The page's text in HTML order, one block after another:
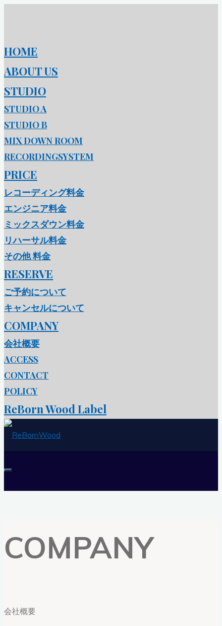
ン
ツ
へ
ス
キ
ッ
プ
HOME
ABOUT US
STUDIO
STUDIO A
STUDIO B
MIX DOWN ROOM
RECORDINGSYSTEM
PRICE
レコーディング料金
エンジニア料金
ミックスダウン料金
リハーサル料金
その他 料金
RESERVE
ご予約について
キャンセルについて
COMPANY
会社概要
ACCESS
CONTACT
POLICY
ReBorn Wood Label
COMPANY
会社概要